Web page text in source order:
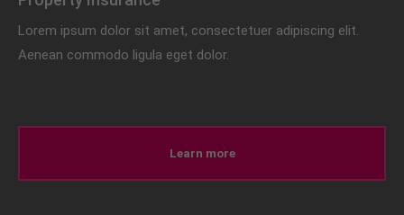
Lorem ipsum dolor sit amet, consectetuer adipiscing elit.
Aenean commodo ligula eget dolor.
Learn more